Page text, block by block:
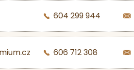
604 299 944
606 712 308